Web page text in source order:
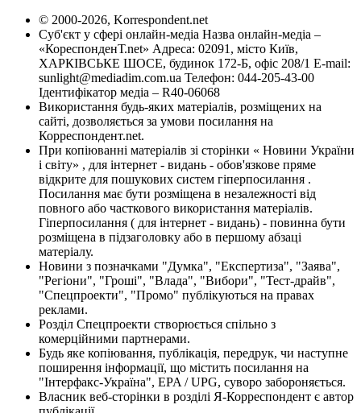
© 2000-2026, Korrespondent.net
Суб'єкт у сфері онлайн-медіа Назва онлайн-медіа –
«КореспонденТ.net» Адреса: 02091, місто Київ,
ХАРКІВСЬКЕ ШОСЕ, будинок 172-Б, офіс 208/1 E-mail:
sunlight@mediadim.com.ua Телефон: 044-205-43-00
Ідентифікатор медіа – R40-06068
Використання будь-яких матеріалів, розміщених на
сайті, дозволяється за умови посилання на
Корреспондент.net.
При копіюванні матеріалів зі сторінки « Новини України
і світу» , для інтернет - видань - обов'язкове пряме
відкрите для пошукових систем гіперпосилання .
Посилання має бути розміщена в незалежності від
повного або часткового використання матеріалів.
Гіперпосилання ( для інтернет - видань) - повинна бути
розміщена в підзаголовку або в першому абзаці
матеріалу.
Новини з позначками "Думка", "Експертиза", "Заява",
"Регіони", "Гроші", "Влада", "Вибори", "Тест-драйв",
"Спецпроекти", "Промо" публікуються на правах
реклами.
Розділ Спецпроекти створюється спільно з
комерційними партнерами.
Будь яке копіювання, публікація, передрук, чи наступне
поширення інформації, що містить посилання на
"Інтерфакс-Україна", EPA / UPG, суворо забороняється.
Власник веб-сторінки в розділі Я-Корреспондент є автор